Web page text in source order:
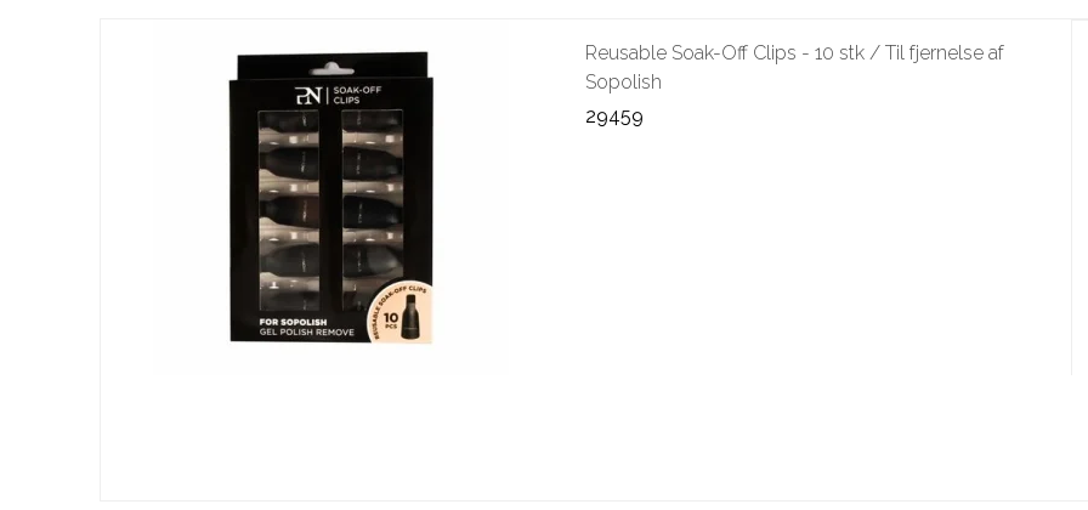
Reusable Soak-Off Clips - 10 stk / Til fjernelse af
Sopolish
29459